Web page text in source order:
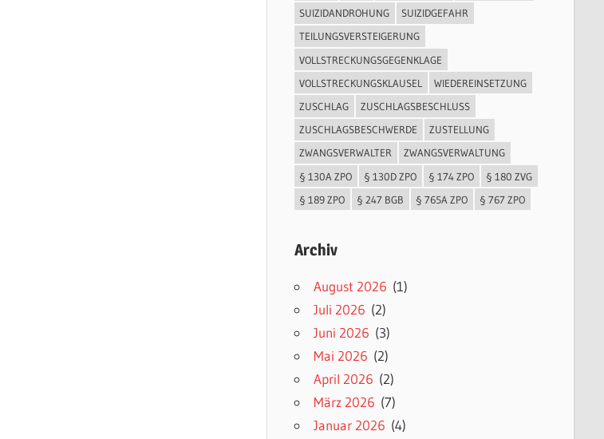
SUIZIDANDROHUNG
SUIZIDGEFAHR
TEILUNGSVERSTEIGERUNG
VOLLSTRECKUNGSGEGENKLAGE
VOLLSTRECKUNGSKLAUSEL
WIEDEREINSETZUNG
ZUSCHLAG
ZUSCHLAGSBESCHLUSS
ZUSCHLAGSBESCHWERDE
ZUSTELLUNG
ZWANGSVERWALTER
ZWANGSVERWALTUNG
§ 130A ZPO
§ 130D ZPO § 174 ZPO
§ 180 ZVG
§ 189 ZPO
§ 247 BGB § 765A ZPO § 767 ZPO
Archiv
August 2026 (1)
Juli 2026 (2)
Juni 2026 (3)
Mai 2026 (2)
April 2026 (2)
März 2026 (7)
Januar 2026 (4)